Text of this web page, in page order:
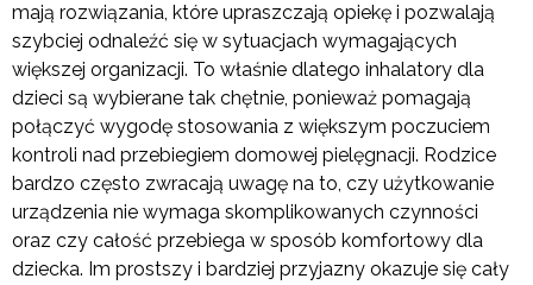
mają rozwiązania, które upraszczają opiekę i pozwalają
szybciej odnaleźć się w sytuacjach wymagających
większej organizacji. To właśnie dlatego inhalatory dla
dzieci są wybierane tak chętnie, ponieważ pomagają
połączyć wygodę stosowania z większym poczuciem
kontroli nad przebiegiem domowej pielęgnacji. Rodzice
bardzo często zwracają uwagę na to, czy użytkowanie
urządzenia nie wymaga skomplikowanych czynności
oraz czy całość przebiega w sposób komfortowy dla
dziecka. Im prostszy i bardziej przyjazny okazuje się cały